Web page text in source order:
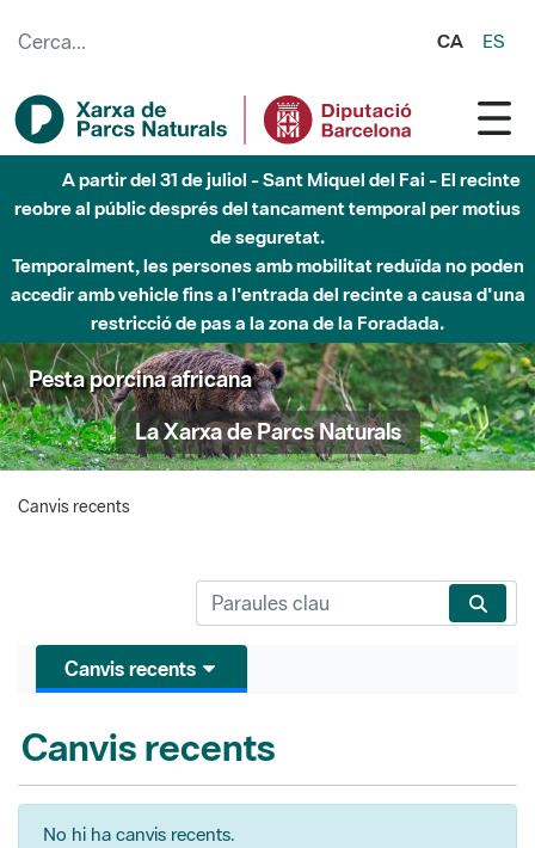
CA ES
A partir del 31 de juliol - Sant Miquel del Fai - El recinte
reobre al públic després del tancament temporal per motius
de seguretat.
Temporalment, les persones amb mobilitat reduïda no poden
accedir amb vehicle fins a l'entrada del recinte a causa d'una
restricció de pas a la zona de la Foradada.
Pesta porcina africana
La Xarxa de Parcs Naturals
Canvis recents
Canvis recents
Canvis recents
No hi ha canvis recents.